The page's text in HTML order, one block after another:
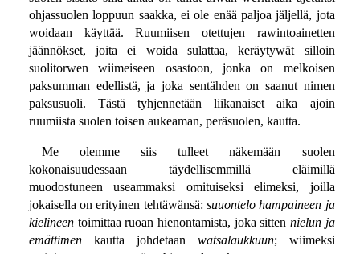
ohjassuolen loppuun saakka, ei ole enää paljoa jäljellä, jota
woidaan käyttää. Ruumiisen otettujen rawintoainetten
jäännökset, joita ei woida sulattaa, keräytywät silloin
suolitorwen wiimeiseen osastoon, jonka on melkoisen
paksumman edellistä, ja joka sentähden on saanut nimen
paksusuoli. Tästä tyhjennetään liikanaiset aika ajoin
ruumiista suolen toisen aukeaman, peräsuolen, kautta.
Me olemme siis tulleet näkemään suolen
kokonaisuudessaan täydellisemmillä eläimillä
muodostuneen useammaksi omituiseksi elimeksi, joilla
jokaisella on erityinen tehtäwänsä:suuontelo hampaineen ja
kielineentoimittaa ruoan hienontamista, joka sitten nielun ja
emättimenkautta johdetaan watsalaukkuun; wiimeksi